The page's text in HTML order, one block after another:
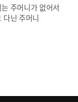
주머니가 없어서
다닌 주머니